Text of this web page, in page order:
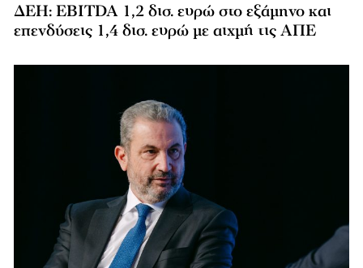
ΔΕΗ: EBITDA 1,2 δισ. ευρώ στο εξάμηνο και
επενδύσεις 1,4 δισ. ευρώ με αιχμή τις ΑΠΕ